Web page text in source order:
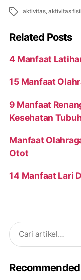
Tags aktivitas,aktivitas
Related Posts
4 Manfaat
15 Manfaat
9 Manfaat
Kesehatan
Manfaat
Otot
14 Manfaat Lari
Search
for: